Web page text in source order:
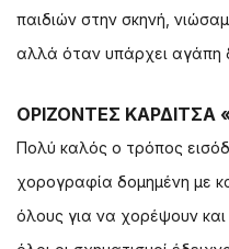
παιδιών στην σκηνή,
αλλά όταν υπάρχει αγάπη
ΟΡΙΖΟΝΤΕΣ ΚΑΡΔΙΤΣΑ
Πολύ καλός ο τρόπος
χορογραφία δομημένη με
όλους για να χορέψουν